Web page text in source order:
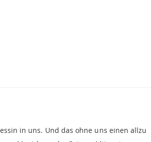
in uns. Und das ohne uns einen allzu